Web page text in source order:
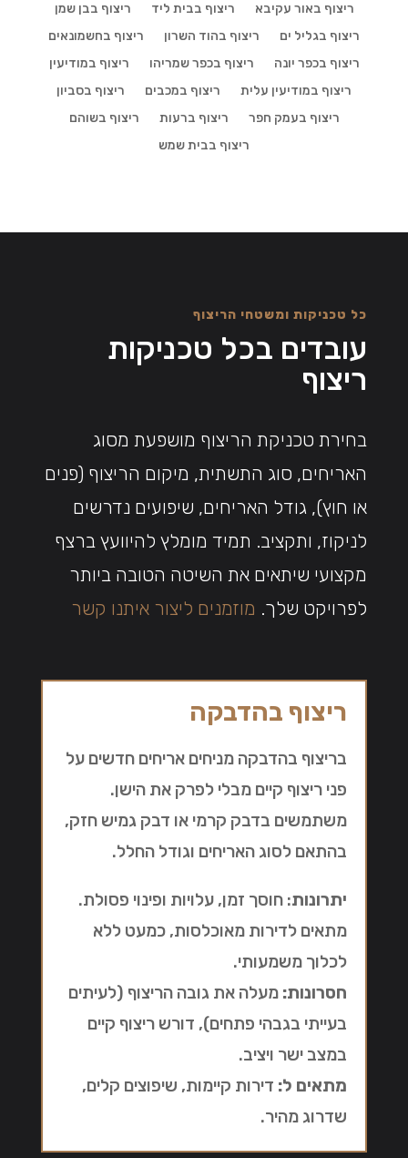
ריצוף באור עקיבא
ריצוף בבית ליד
ריצוף בבן שמן
ריצוף בגליל ים
ריצוף בהוד השרון
ריצוף בחשמונאים
ריצוף בכפר יונה
ריצוף בכפר שמריהו
ריצוף במודיעין
ריצוף במודיעין עלית
ריצוף במכבים
ריצוף בסביון
ריצוף בעמק חפר
ריצוף ברעות
ריצוף בשוהם
ריצוף בבית שמש
כל טכניקות ומשטחי הריצוף
עובדים בכל טכניקות
ריצוף
בחירת טכניקת הריצוף מושפעת מסוג
האריחים, סוג התשתית, מיקום הריצוף (פנים
או חוץ), גודל האריחים, שיפועים נדרשים
לניקוז, ותקציב. תמיד מומלץ להיוועץ ברצף
מקצועי שיתאים את השיטה הטובה ביותר
לפרויקט שלך. מוזמנים ליצור איתנו קשר
ריצוף בהדבקה
בריצוף בהדבקה מניחים אריחים חדשים על
פני ריצוף קיים מבלי לפרק את הישן.
משתמשים בדבק קרמי או דבק גמיש חזק,
בהתאם לסוג האריחים וגודל החלל.
יתרונות: חוסך זמן, עלויות ופינוי פסולת.
מתאים לדירות מאוכלסות, כמעט ללא
לכלוך משמעותי.
חסרונות: מעלה את גובה הריצוף (לעיתים
בעייתי בגבהי פתחים), דורש ריצוף קיים
במצב ישר ויציב.
מתאים ל: דירות קיימות, שיפוצים קלים,
שדרוג מהיר.